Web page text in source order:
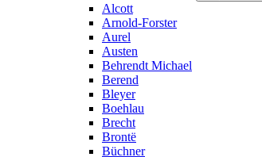
Alcott
Arnold-Forster
Aurel
Austen
Behrendt Michael
Berend
Bleyer
Boehlau
Brecht
Brontë
Büchner